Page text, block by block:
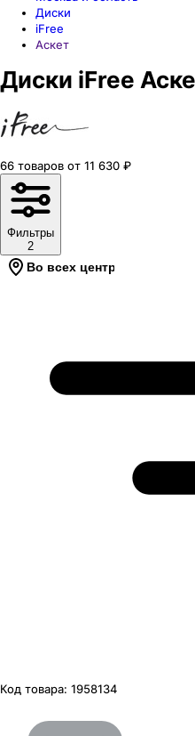
Диски
iFree
Аскет
Диски iFree
66 товаров от 11 630 ₽
Фильтры
2
Во всех центрах
Код товара: 1958134